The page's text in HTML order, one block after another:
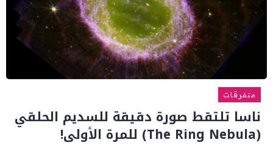
متفرقات
ناسا تلتقط صورة دقيقة للسديم الحلقي
(The Ring Nebula) للمرة الأولى!